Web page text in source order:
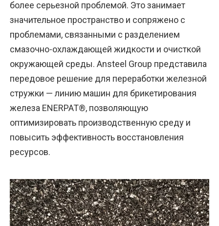
более серьезной проблемой. Это занимает
значительное пространство и сопряжено с
проблемами, связанными с разделением
смазочно-охлаждающей жидкости и очисткой
окружающей среды. Ansteel Group представила
передовое решение для переработки железной
стружки — линию машин для брикетирования
железа ENERPAT®, позволяющую
оптимизировать производственную среду и
повысить эффективность восстановления
ресурсов.